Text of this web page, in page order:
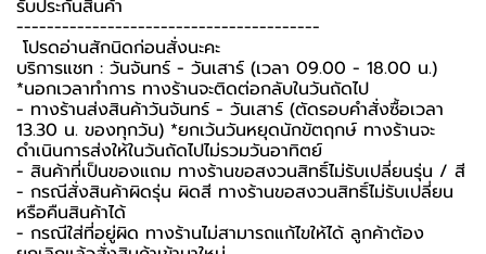
รับประกันสินค้า ️
----------------------------------------
️ โปรดอ่านสักนิดก่อนสั่งนะคะ️
บริการแชท : วันจันทร์ - วันเสาร์ (เวลา 09.00 - 18.00 น.)
*นอกเวลาทำการ ทางร้านจะติดต่อกลับในวันถัดไป
- ทางร้านส่งสินค้าวันจันทร์ - วันเสาร์ (ตัดรอบคำสั่งซื้อเวลา
13.30 น. ของทุกวัน) *ยกเว้นวันหยุดนักขัตฤกษ์ ทางร้านจะ
ดำเนินการส่งให้ในวันถัดไปไม่รวมวันอาทิตย์
- สินค้าที่เป็นของแถม ทางร้านขอสงวนสิทธิ์ไม่รับเปลี่ยนรุ่น / สี
- กรณีสั่งสินค้าผิดรุ่น ผิดสี ทางร้านขอสงวนสิทธิ์ไม่รับเปลี่ยน
หรือคืนสินค้าได้
- กรณีใส่ที่อยู่ผิด ทางร้านไม่สามารถแก้ไขให้ได้ ลูกค้าต้อง